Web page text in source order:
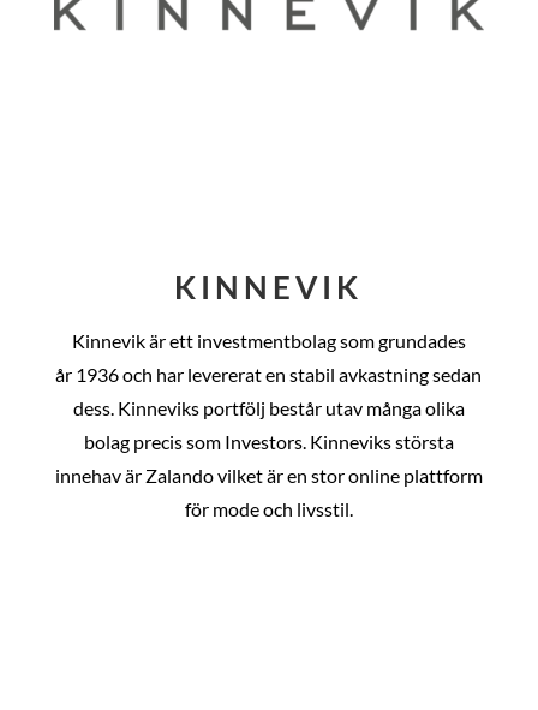
KINNEVIK
Kinnevik är ett investmentbolag som grundades
år 1936 och har levererat en stabil avkastning sedan
dess. Kinneviks portfölj består utav många olika
bolag precis som Investors. Kinneviks största
innehav är Zalando vilket är en stor online plattform
för mode och livsstil.